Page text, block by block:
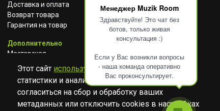
Менеджер Muzik Room
Здравствуйте! Это чат без
ботов, только живая
консультация :)
Если у Вас возникли вопросы
- наша команда оперативно
Вас проконсультирует.
Доставка и оплата
Возврат товара
Гарантия на товар
Дополнительно
Мастерская
Сотрудничество
АВИТО
TELEGRAM
YOUTUBE
Этот сайт использует cookies для сбора
статистики и анализа работы сайта. Просим
согласиться на сбор и обработку ваших
метаданных или отключить cookies в настройках